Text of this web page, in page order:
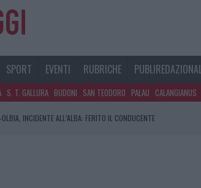
SPORT EVENTI RUBRICHE
S. T. GALLURA BUDONI SAN TEODORO PALAU CALANGIANUS
INCIDENTE ALL’ALBA: FERITO IL CONDUCENTE